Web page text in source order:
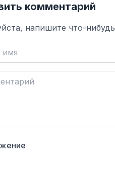
комментарий
напишите что-нибудь